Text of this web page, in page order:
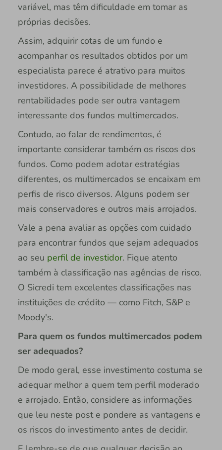
variável, mas têm dificuldade em tomar as
próprias decisões.
Assim, adquirir cotas de um fundo e
acompanhar os resultados obtidos por um
especialista parece é atrativo para muitos
investidores. A possibilidade de melhores
rentabilidades pode ser outra vantagem
interessante dos fundos multimercados.
Contudo, ao falar de rendimentos, é
importante considerar também os riscos dos
fundos. Como podem adotar estratégias
diferentes, os multimercados se encaixam em
perfis de risco diversos. Alguns podem ser
mais conservadores e outros mais arrojados.
Vale a pena avaliar as opções com cuidado
para encontrar fundos que sejam adequados
ao seu perfil de investidor. Fique atento
também à classificação nas agências de risco.
O Sicredi tem excelentes classificações nas
instituições de crédito — como Fitch, S&P e
Moody's.
Para quem os fundos multimercados podem
ser adequados?
De modo geral, esse investimento costuma se
adequar melhor a quem tem perfil moderado
e arrojado. Então, considere as informações
que leu neste post e pondere as vantagens e
os riscos do investimento antes de decidir.